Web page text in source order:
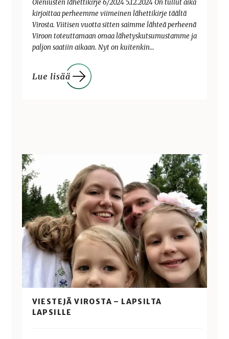
Oleniusten lähettikirje 6/2024 5.12.2024 On tullut aika
kirjoittaa perheemme viimeinen lähettikirje täältä
Virosta. Viitisen vuotta sitten saimme lähteä perheenä
Viroon toteuttamaan omaa lähetyskutsumustamme ja
paljon saatiin aikaan. Nyt on kuitenkin…
VIESTEJÄ VIROSTA – LAPSILTA
LAPSILLE